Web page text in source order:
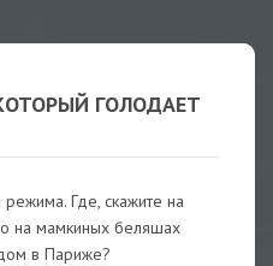
ГОЛОДАЕТ
Где, скажите на
на мамкиных беляшах
в Париже?